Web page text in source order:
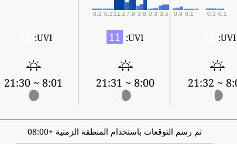
0.1
0.3
0.1
0.9
3.5
0.3
3.8
7.9
11.1
0.2
0.2
UVI:
8:00
UVI:
11
8:00 ~ 21:31
UVI:
8:01 ~ 21:30
تم رسم التوقعات باستخدام المنطقة الزمنية +08:00